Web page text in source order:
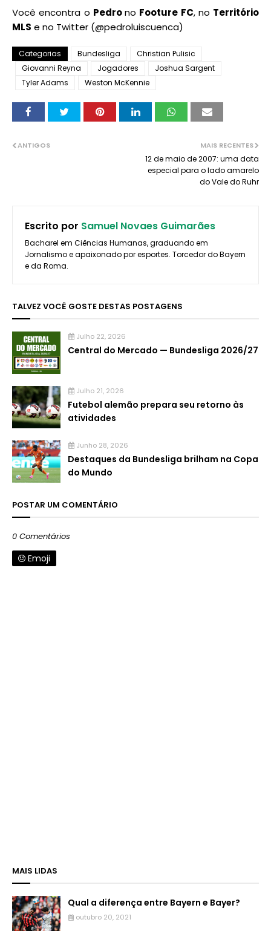
Você encontra o Pedrono Footure FC, no Território
MLS e no Twitter (@pedroluiscuenca)
Categorias Bundesliga
Christian Pulisic
Giovanni Reyna
Jogadores
Joshua Sargent
Tyler Adams
Weston McKennie
MAIS RECENTES
12 de maio de 2007: uma data
especial para o lado amarelo
do Vale do Ruhr
ANTIGOS
Escrito por Samuel Novaes Guimarães
Bacharel em Ciências Humanas, graduando em
Jornalismo e apaixonado por esportes. Torcedor do Bayern
e da Roma.
TALVEZ VOCÊ GOSTE DESTAS POSTAGENS
Julho 22, 2026
Central do Mercado — Bundesliga 2026/27
Julho 21, 2026
Futebol alemão prepara seu retorno às
atividades
Junho 28, 2026
Destaques da Bundesliga brilham na Copa
do Mundo
POSTAR UM COMENTÁRIO
0 Comentários
Emoji
MAIS LIDAS
Qual a diferença entre Bayern e Bayer?
outubro 20, 2021